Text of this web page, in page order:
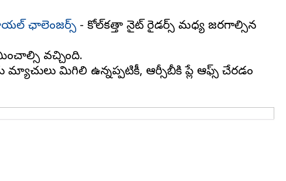
ఛాలెంజర్స్ - కోల్‌కత్తా నైట్ రైడర్స్ మధ్య జరగాల్సిన
వచ్చింది.
మిగిలి ఉన్నప్పటికీ, ఆర్సీబీకి ప్లే ఆఫ్స్ చేరడం